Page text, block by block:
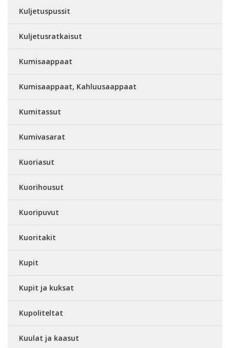
Kuljetuspussit
Kuljetusratkaisut
Kumisaappaat
Kumisaappaat, Kahluusaappaat
Kumitassut
Kumivasarat
Kuoriasut
Kuorihousut
Kuoripuvut
Kuoritakit
Kupit
Kupit ja kuksat
Kupoliteltat
Kuulat ja kaasut